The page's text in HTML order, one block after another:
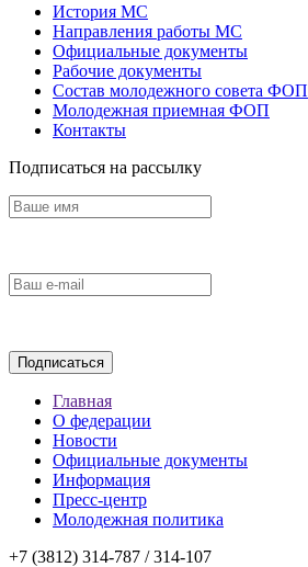
История МС
Направления работы МС
Официальные документы
Рабочие документы
Состав молодежного совета ФОП
Молодежная приемная ФОП
Контакты
Подписаться на рассылку
Главная
О федерации
Новости
Официальные документы
Информация
Пресс-центр
Молодежная политика
+7 (3812) 314-787 / 314-107